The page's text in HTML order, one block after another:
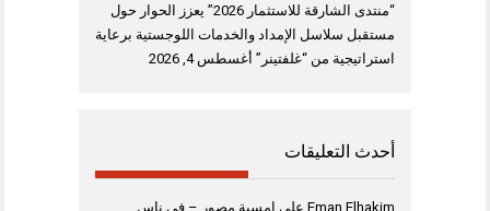
“منتدى الشارقة للاستثمار 2026” يعزز الحوار حول
مستقبل سلاسل الإمداد والخدمات اللوجستية برعاية
استراتيجية من “غلفتينر” أغسطس 4, 2026
أحدث التعليقات
Eman Elhakim على امسية مصور – فى ناس